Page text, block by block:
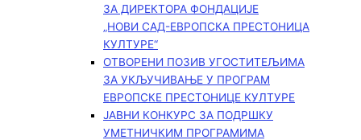
ЗА ДИРЕКТОРА ФОНДАЦИЈЕ
„НОВИ САД-ЕВРОПСКА ПРЕСТОНИЦА
КУЛТУРЕ“
ОТВОРЕНИ ПОЗИВ УГОСТИТЕЉИМА
ЗА УКЉУЧИВАЊЕ У ПРОГРАМ
ЕВРОПСКЕ ПРЕСТОНИЦЕ КУЛТУРЕ
ЈАВНИ КОНКУРС ЗА ПОДРШКУ
УМЕТНИЧКИМ ПРОГРАМИМА